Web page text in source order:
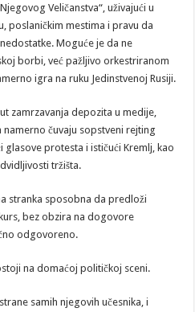
Veličanstva“, uživajući u
poslaničkim mestima i pravu da
Moguće je da ne
borbi, već pažljivo orkestriranom
igra na ruku Jedinstvenoj Rusiji.
zamrzavanja depozita u medije,
čuvaju sopstveni rejting
protesta i ističući Kremlj, kao
tržišta.
stranka sposobna da predloži
bez obzira na dogovore
odgovoreno.
na domaćoj političkoj sceni.
samih njegovih učesnika, i